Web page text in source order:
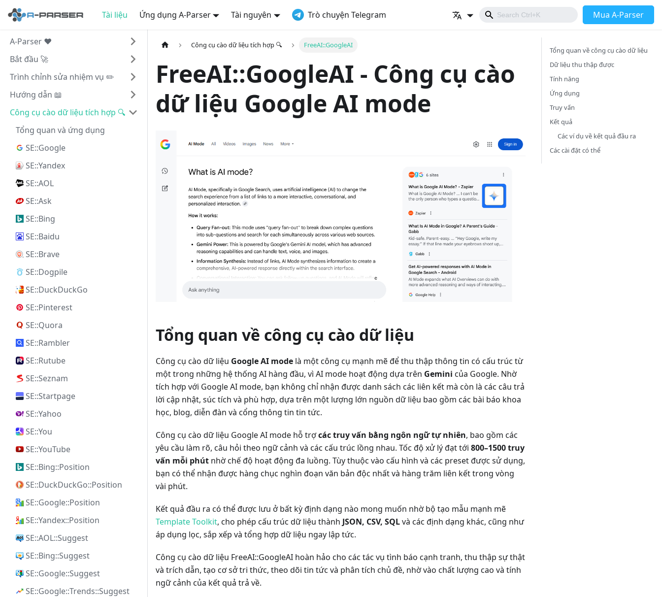
Tài liệu Ứng dụng A-Parser Tài nguyên Trò chuyện Telegram Mua A-Parser
A-Parser ❤️
Bắt đầu 🚀
Trình chỉnh sửa nhiệm vụ ✏️
Hướng dẫn 📖
Công cụ cào dữ liệu tích hợp 🔍
Tổng quan và ứng dụng
SE::Google
SE::Yandex
SE::AOL
SE::Ask
SE::Bing
SE::Baidu
SE::Brave
SE::Dogpile
SE::DuckDuckGo
SE::Pinterest
SE::Quora
SE::Rambler
SE::Rutube
SE::Seznam
SE::Startpage
SE::Yahoo
SE::You
SE::YouTube
SE::Bing::Position
SE::DuckDuckGo::Position
SE::Google::Position
SE::Yandex::Position
SE::AOL::Suggest
SE::Bing::Suggest
SE::Google::Suggest
SE::Google::Trends::Suggest
Công cụ cào dữ liệu tích hợp 🔍 FreeAI::GoogleAI
FreeAI::GoogleAI - Công cụ cào
dữ liệu Google AI mode
Tổng quan về công cụ cào dữ liệu
Công cụ cào dữ liệu Google AI mode là một công cụ mạnh mẽ để thu thập thông tin có cấu trúc từ
một trong những hệ thống AI hàng đầu, vì AI mode hoạt động dựa trên Gemini của Google. Nhờ
tích hợp với Google AI mode, bạn không chỉ nhận được danh sách các liên kết mà còn là các câu trả
lời cập nhật, súc tích và phù hợp, dựa trên một lượng lớn nguồn dữ liệu bao gồm các bài báo khoa
học, blog, diễn đàn và cổng thông tin tin tức.
Công cụ cào dữ liệu Google AI mode hỗ trợcác truy vấn bằng ngôn ngữ tự nhiên, bao gồm các
yêu cầu làm rõ, câu hỏi theo ngữ cảnh và các cấu trúc lồng nhau. Tốc độ xử lý đạt tới 800–1500 truy
vấn mỗi phút nhờ chế độ hoạt động đa luồng. Tùy thuộc vào cấu hình và các preset được sử dụng,
bạn có thể nhận được hàng chục nghìn đoạn văn bản độc nhất và hàng trăm liên kết trong vòng
vài phút.
Kết quả đầu ra có thể được lưu ở bất kỳ định dạng nào mong muốn nhờ bộ tạo mẫu mạnh mẽ
Template Toolkit, cho phép cấu trúc dữ liệu thành JSON, CSV, SQLvà các định dạng khác, cũng như
áp dụng lọc, sắp xếp và tổng hợp dữ liệu ngay lập tức.
Công cụ cào dữ liệu FreeAI::GoogleAI hoàn hảo cho các tác vụ tình báo cạnh tranh, thu thập sự thật
và trích dẫn, tạo cơ sở tri thức, theo dõi tin tức và phân tích chủ đề, nhờ vào chất lượng cao và tính
ngữ cảnh của kết quả trả về.
Tổng quan về công cụ cào dữ liệu
Dữ liệu thu thập được
Tính năng
Ứng dụng
Truy vấn
Kết quả
Các ví dụ về kết quả đầu ra
Các cài đặt có thể